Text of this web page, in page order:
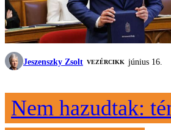
Jeszenszky Zsolt VEZÉRCIKK június 16.
Nem hazudtak: